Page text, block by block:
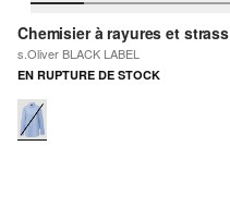
Chemisier à rayures et strass
s.Oliver BLACK LABEL
EN RUPTURE DE STOCK